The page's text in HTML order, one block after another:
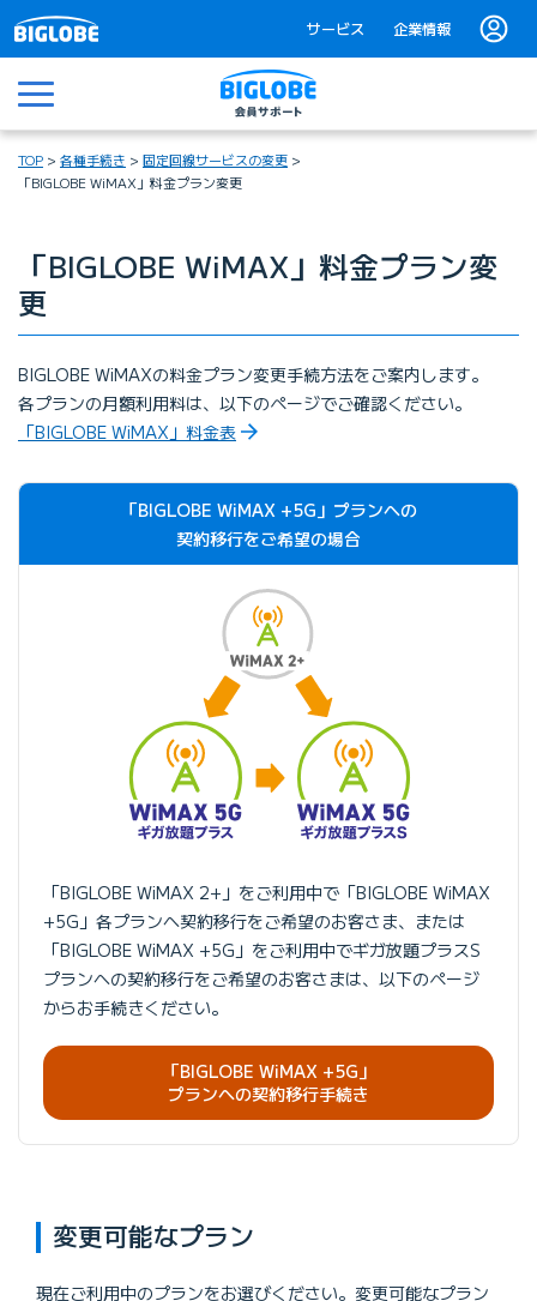
サービス 企業情報
メニュー
TOP 各種手続き
固定回線サービスの変更
「BIGLOBE WiMAX」料金プラン変更
「BIGLOBE WiMAX」料金プラン変
更
BIGLOBE WiMAXの料金プラン変更手続方法をご案内します。
各プランの月額利用料は、以下のページでご確認ください。
「BIGLOBE WiMAX」料金表
「BIGLOBE WiMAX +5G」プランへの
契約移行をご希望の場合
「BIGLOBE WiMAX 2+」をご利用中で「BIGLOBE WiMAX
+5G」各プランへ契約移行をご希望のお客さま、または
「BIGLOBE WiMAX +5G」をご利用中でギガ放題プラスS
プランへの契約移行をご希望のお客さまは、以下のページ
からお手続きください。
「BIGLOBE WiMAX +5G」
プランへの契約移行手続き
変更可能なプラン
現在ご利用中のプランをお選びください。変更可能なプラン